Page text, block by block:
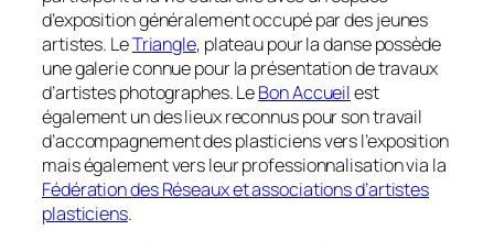
d’exposition généralement occupé par des jeunes
artistes. LeTriangle, plateau pour la danse possède
une galerie connue pour la présentation de travaux
d’artistes photographes. LeBon Accueilest
également un des lieux reconnus pour son travail
d’accompagnement des plasticiens vers l’exposition
mais également vers leur professionnalisation via la
Fédération des Réseaux et associations d’artistes
plasticiens.